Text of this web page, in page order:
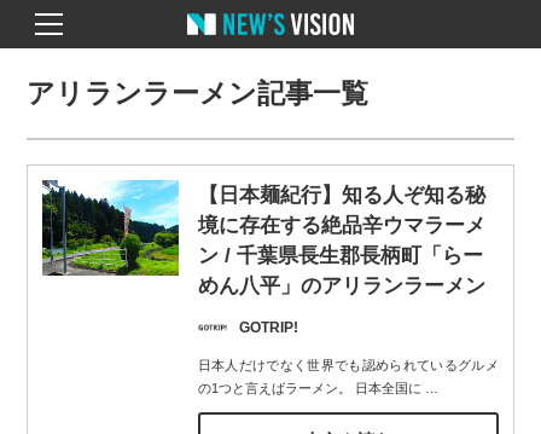
アリランラーメン記事一覧
【日本麺紀行】知る人ぞ知る秘
境に存在する絶品辛ウマラーメ
ン / 千葉県長生郡長柄町「らー
めん八平」のアリランラーメン
GOTRIP!
日本人だけでなく世界でも認められているグルメ
の1つと言えばラーメン。 日本全国に